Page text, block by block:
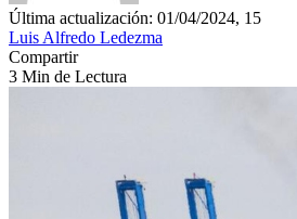
Última actualización: 01/04/2024, 15
Luis Alfredo Ledezma
Compartir
3 Min de Lectura